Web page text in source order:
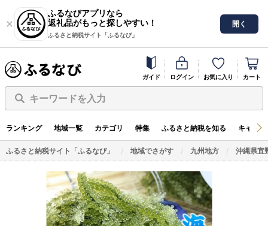
ふるなびアプリなら
返礼品がもっと探しやすい！
ふるさと納税サイト「ふるなび」
開く
ガイド ログイン お気に入り カート
キーワードを入力
ランキング 地域一覧 カテゴリ 特集 ふるさと納税を知る キャン
ふるさと納税サイト「ふるなび」 地域でさがす 九州地方 沖縄県宜